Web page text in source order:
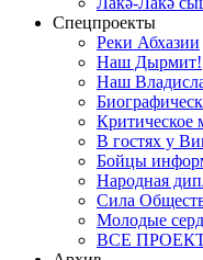
Спецпроекты
Реки Абхазии
Наш Дырмит!
Наш
В гостях у
Бойцы
Народная
Сила
Молодые
ВСЕ